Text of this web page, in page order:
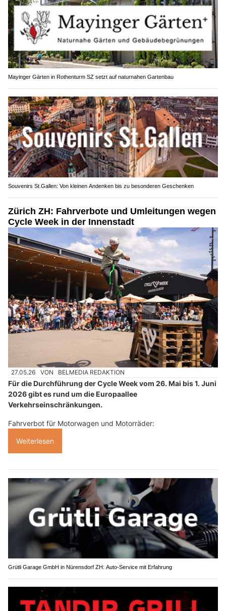
Mayinger Gärten in Rothenturm SZ setzt auf naturnahen Gartenbau
Souvenirs St.Gallen: Von kleinen Andenken bis zu besonderen Geschenken
Zürich ZH: Fahrverbote und Umleitungen wegen
Cycle Week in der Innenstadt
27.05.26 VON BELMEDIA REDAKTION
Für die Durchführung der Cycle Week vom 26. Mai bis 1. Juni
2026 gibt es rund um die Europaallee
Verkehrseinschränkungen.
Fahrverbot für Motorwagen und Motorräder:
Weiterlesen
Grütli Garage GmbH in Nürensdorf ZH: Auto-Service mit Erfahrung